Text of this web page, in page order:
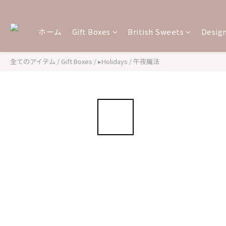
ホーム Gift Boxes British Sweets
全てのアイテム / Gift Boxes /▸Holidays /午夜魔法